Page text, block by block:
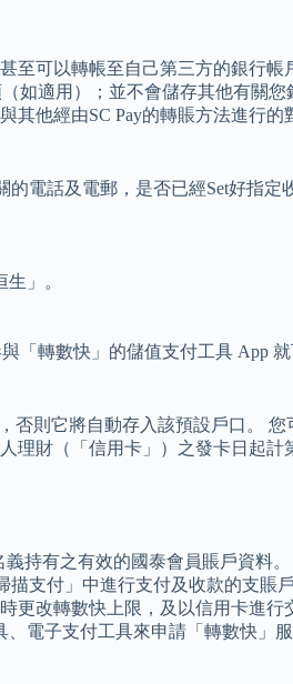
至可以轉帳至自己第三方的銀行
如適用）；並不會儲存其他有關
他經由SC Pay的轉賬方法進行
電話及電郵，是否已經Set好指定
」。
「轉數快」的儲值支付工具 App 就
則它將自動存入該預設戶口。
理財（「信用卡」）之發卡日起
持有之有效的國泰會員賬戶資料。
支付」中進行支付及收款的支賬
更改轉數快上限，及以信用卡進行
電子支付工具來申請「轉數快」